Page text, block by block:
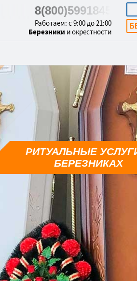
8(800)5991845
Работаем: с 9:00 до 21:00
Березники и окрестности
РИТУАЛЬНЫЕ
БЕРЕЗНИКАХ